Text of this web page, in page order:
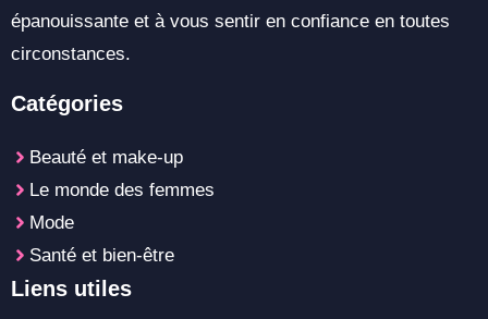
épanouissante et à vous sentir en confiance en toutes
circonstances.
Catégories
Beauté et make-up
Le monde des femmes
Mode
Santé et bien-être
Liens utiles